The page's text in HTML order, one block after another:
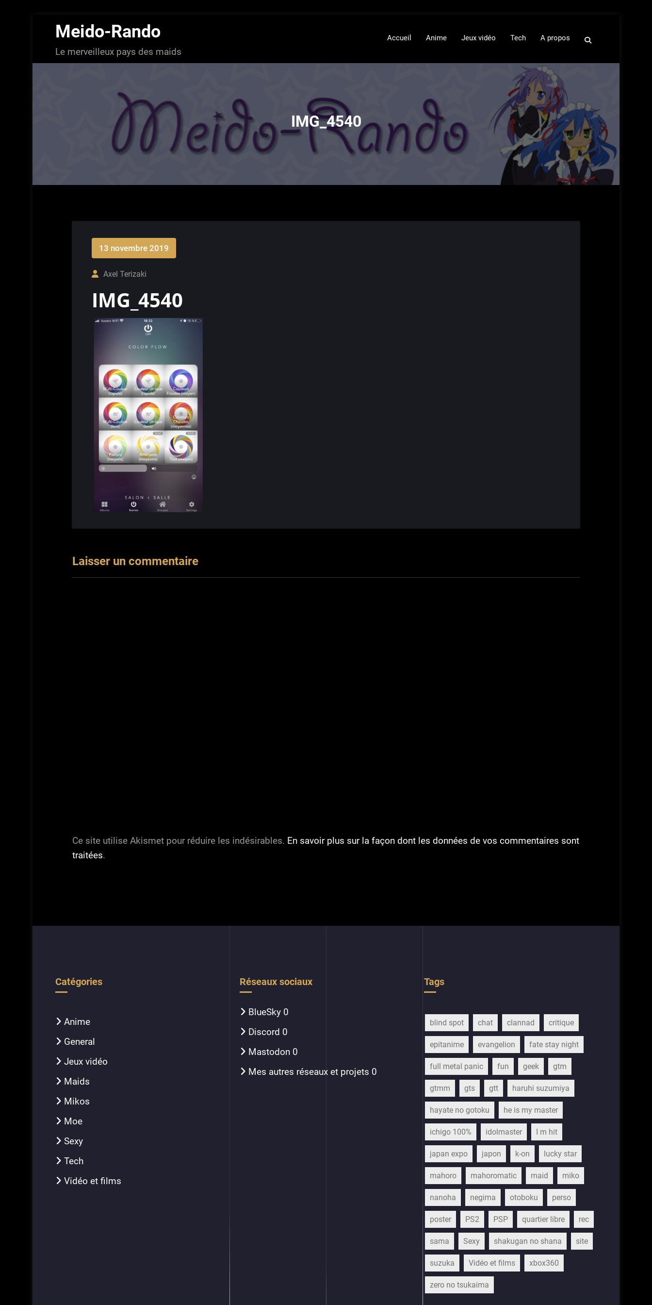
Meido-Rando
Le merveilleux pays des maids
Accueil Anime Jeux vidéo Tech A propos
IMG_4540
13 novembre 2019
Axel Terizaki
IMG_4540
Laisser un commentaire
Ce site utilise Akismet pour réduire les indésirables. En savoir plus sur la façon dont les données de vos commentaires sont
traitées.
Catégories
Anime
General
Jeux vidéo
Maids
Mikos
Moe
Sexy
Tech
Vidéo et films
Réseaux sociaux
BlueSky 0
Discord 0
Mastodon 0
Mes autres réseaux et projets 0
Tags
blind spot chat clannad critique
epitanime evangelion fate stay night
full metal panic fun geek gtm
gtmm gts gtt haruhi suzumiya
hayate no gotoku he is my master
ichigo 100% idolmaster I m hit
japan expo japon k-on lucky star
mahoro mahoromatic maid miko
nanoha negima otoboku perso
poster PS2 PSP quartier libre rec
sama Sexy shakugan no shana site
suzuka Vidéo et films xbox360
zero no tsukaima